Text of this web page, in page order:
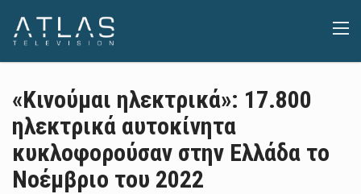
«Κινούμαι ηλεκτρικά»: 17.800
ηλεκτρικά αυτοκίνητα
κυκλοφορούσαν στην Ελλάδα το
Νοέμβριο του 2022